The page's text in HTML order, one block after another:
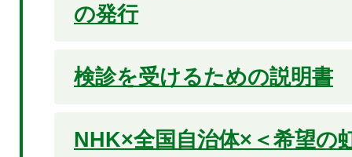
の発行
検診を受けるための説明書
NHK×全国自治体×＜希望の